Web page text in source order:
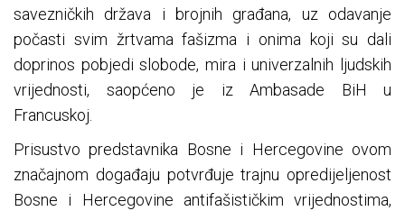
savezničkih država i brojnih građana, uz odavanje
počasti svim žrtvama fašizma i onima koji su dali
doprinos pobjedi slobode, mira i univerzalnih ljudskih
vrijednosti, saopćeno je iz Ambasade BiH u
Francuskoj.
Prisustvo predstavnika Bosne i Hercegovine ovom
značajnom događaju potvrđuje trajnu opredijeljenost
Bosne i Hercegovine antifašističkim vrijednostima,